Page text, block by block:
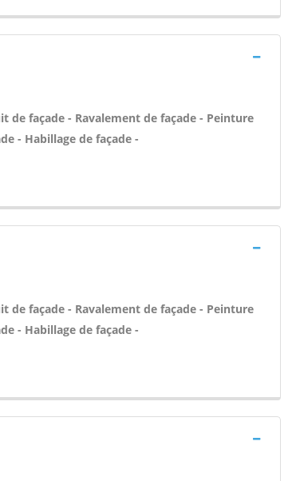
de façade - Ravalement de façade - Peinture
- Habillage de façade -
de façade - Ravalement de façade - Peinture
- Habillage de façade -